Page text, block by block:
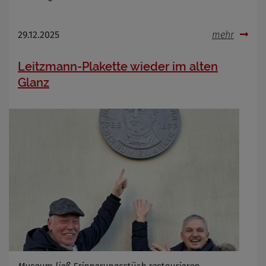
29.12.2025 mehr
Leitzmann-Plakette wieder im alten
Glanz
Cookie Laufzeit